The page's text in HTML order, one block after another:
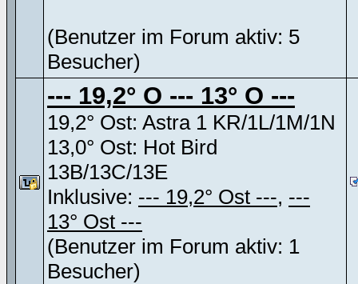
(Benutzer im Forum aktiv: 5
Besucher)
--- 19,2° O --- 13° O ---
19,2° Ost: Astra 1 KR/1L/1M/1N
13,0° Ost: Hot Bird
13B/13C/13E
Inklusive: --- 19,2° Ost ---, ---
13° Ost ---
(Benutzer im Forum aktiv: 1
Besucher)